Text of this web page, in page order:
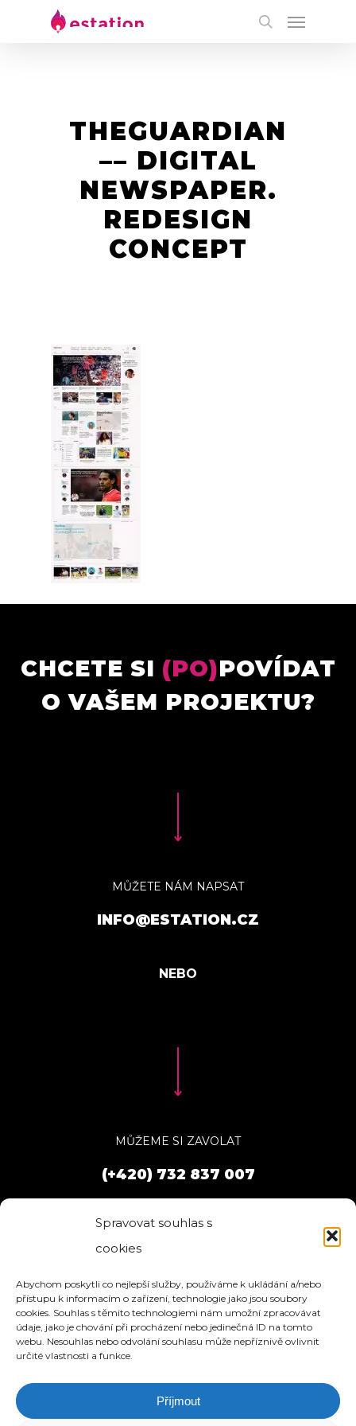
Spravovat souhlas s
cookies
Abychom poskytli co nejlepší služby, používáme k ukládání a/nebo
přístupu k informacím o zařízení, technologie jako jsou soubory
cookies. Souhlas s těmito technologiemi nám umožní zpracovávat
údaje, jako je chování při procházení nebo jedinečná ID na tomto
webu. Nesouhlas nebo odvolání souhlasu může nepříznivě ovlivnit
určité vlastnosti a funkce.
Příjmout
THEGUARDIAN
–– DIGITAL
NEWSPAPER.
REDESIGN
CONCEPT
CHCETE SI (PO)POVÍDAT
O VAŠEM PROJEKTU?
MŮŽETE NÁM NAPSAT
INFO@ESTATION.CZ
MŮŽEME SI ZAVOLAT
(+420) 732 837 007
O NÁS